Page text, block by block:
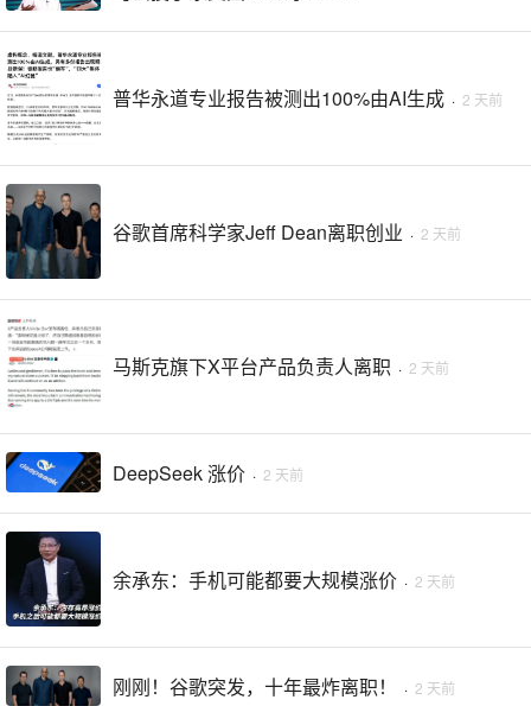
普华永道专业报告被测出100%由AI生成 · 2 天前
谷歌首席科学家Jeff Dean离职创业 · 2 天前
马斯克旗下X平台产品负责人离职 · 2 天前
DeepSeek 涨价 · 2 天前
余承东：手机可能都要大规模涨价 · 2 天前
刚刚！谷歌突发，十年最炸离职！ · 2 天前